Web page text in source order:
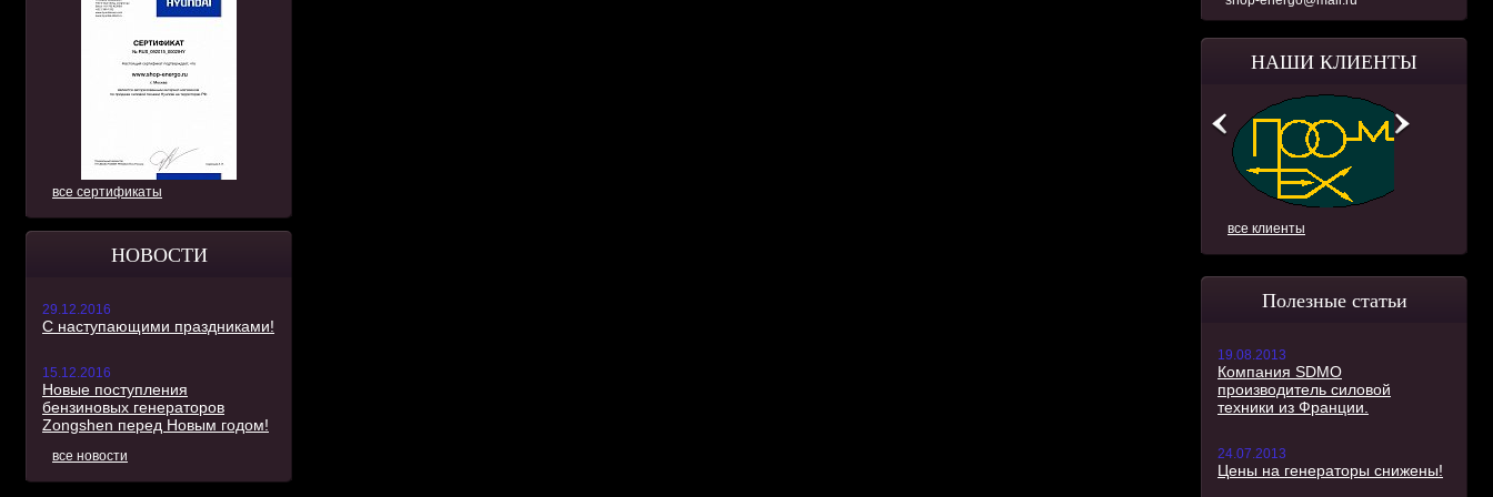
все сертификаты
НОВОСТИ
29.12.2016
С наступающими праздниками!
15.12.2016
Новые поступления
бензиновых генераторов
Zongshen перед Новым годом!
все новости
НАШИ КЛИЕНТЫ
все клиенты
Полезные статьи
19.08.2013
Компания SDMO
производитель силовой
техники из Франции.
24.07.2013
Цены на генераторы снижены!